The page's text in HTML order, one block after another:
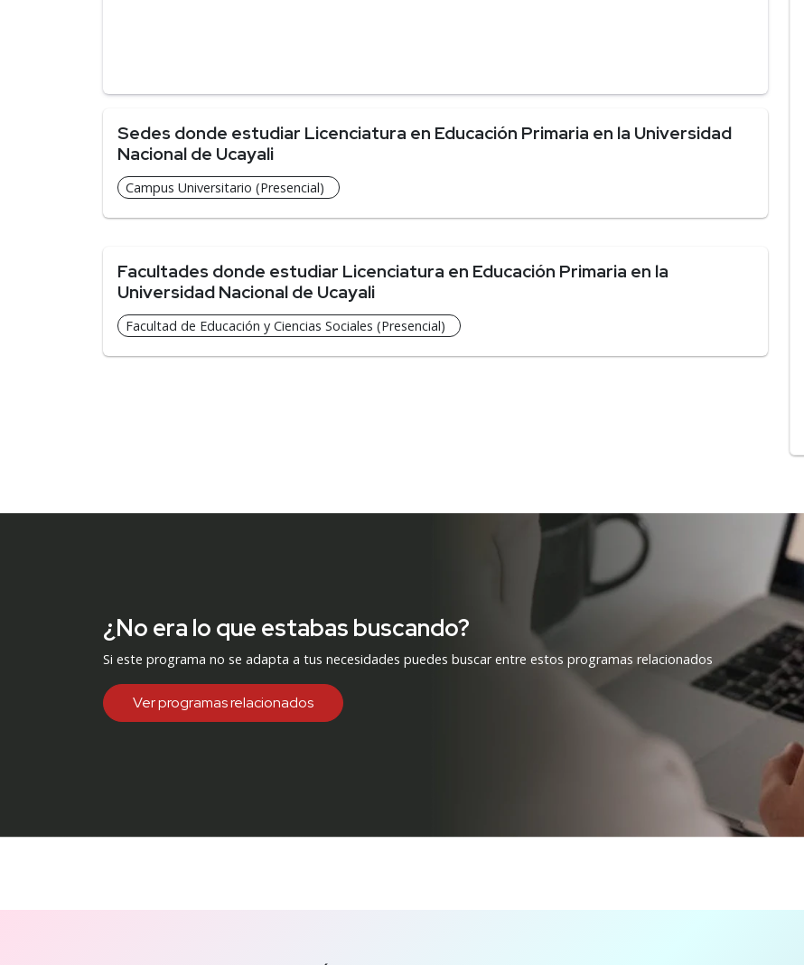
Sedes donde estudiar Licenciatura en Educación Primaria en la Universidad
Nacional de Ucayali
Campus Universitario (Presencial)
Facultades donde estudiar Licenciatura en Educación Primaria en la
Universidad Nacional de Ucayali
Facultad de Educación y Ciencias Sociales (Presencial)
¿No era lo que estabas buscando?
Si este programa no se adapta a tus necesidades puedes buscar entre estos programas relacionados
Ver programas relacionados